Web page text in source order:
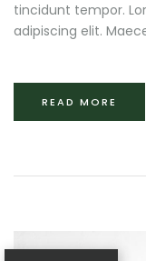
tincidunt tempor.
adipiscing elit.
READ MORE